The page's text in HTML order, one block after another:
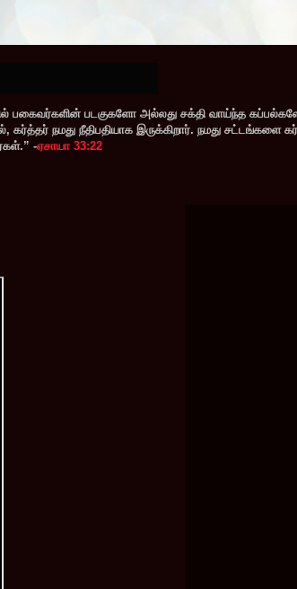
படகுகளோ அல்லது சக்தி வாய்ந்த
நமது நீதிபதியாக இருக்கிறார். நமது சட்டங்களை
-ஏசாயா 33:22